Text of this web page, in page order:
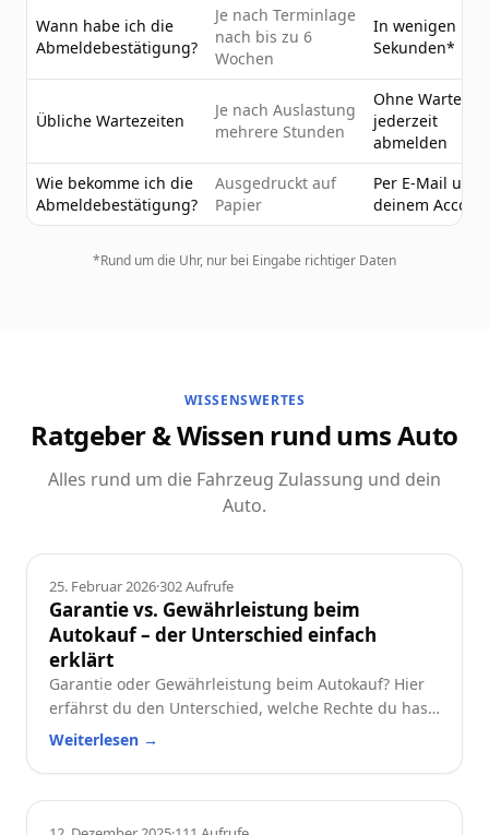
Wann habe ich die
Abmeldebestätigung?
Je nach Terminlage
nach bis zu 6
Wochen
In wenigen
Sekunden*
Übliche Wartezeiten
Je nach Auslastung
mehrere Stunden
Ohne Wartezeit
jederzeit
abmelden
Wie bekomme ich die
Abmeldebestätigung?
Ausgedruckt auf
Papier
Per E-Mail und
deinem
*Rund um die Uhr, nur bei Eingabe richtiger Daten
WISSENSWERTES
Ratgeber & Wissen rund ums Auto
Alles rund um die Fahrzeug Zulassung und dein
Auto.
Ratgeber
25. Februar 2026·302Aufrufe
Garantie vs. Gewährleistung beim
Autokauf – der Unterschied einfach
erklärt
Garantie oder Gewährleistung beim Autokauf? Hier
erfährst du den Unterschied, welche Rechte du hast
und worauf du beim Neu- oder Gebrauchtwagen
Weiterlesen →
Ratgeber